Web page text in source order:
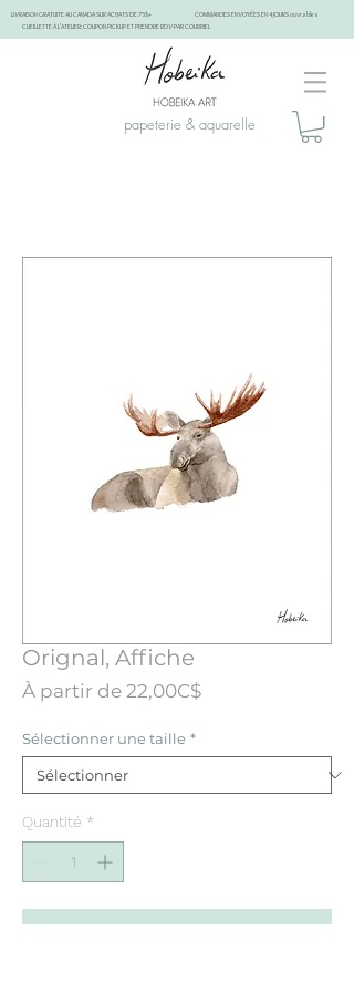
LIVRAISON GRATUITE AU CANADA SUR ACHATS DE 75$+
COMMANDES ENVOYÉES EN 4 JOURS ouvrables
CUEILLETTE À L'ATELIER: COUPON PICKUP ET PRENDRE RDV PAR COURRIEL
papeterie & aquarelle
Orignal, Affiche
À partir de 22,00C$Prix
Sélectionner une taille *
Quantité *
Ajouter au panier